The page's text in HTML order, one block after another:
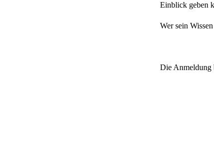
Einblick geben
Wer sein
Die Anmeldung